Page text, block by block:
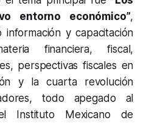
entorno económico”,
y capacitación
financiera, fiscal,
perspectivas fiscales en
y la cuarta revolución
todo apegado al
Instituto Mexicano de